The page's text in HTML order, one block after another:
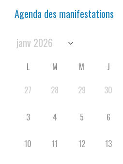
Agenda des manifestations
L M M J
27
28 29 30
3 4 5 6
10 11 12 13